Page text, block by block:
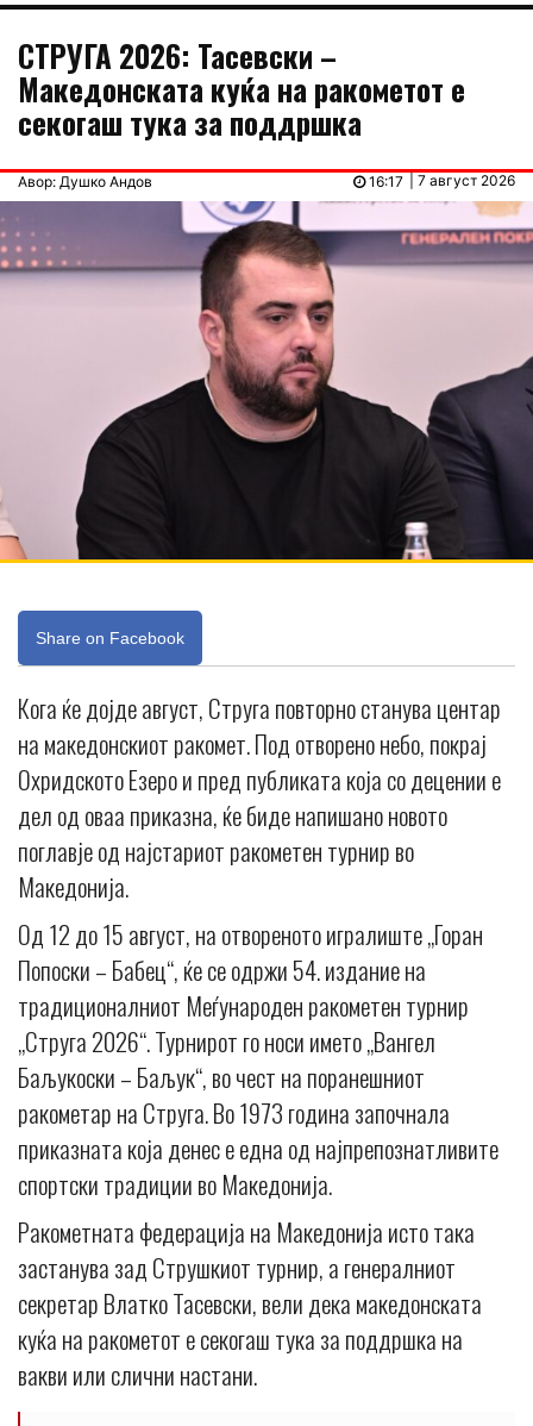
СТРУГА 2026: Тасевски –
Македонската куќа на ракометот е
секогаш тука за поддршка
Авор: Душко Андов | 7 август 2026
16:17
Share on Facebook
Кога ќе дојде август, Струга повторно станува центар
на македонскиот ракомет. Под отворено небо, покрај
Охридското Езеро и пред публиката која со децении е
дел од оваа приказна, ќе биде напишано новото
поглавје од најстариот ракометен турнир во
Македонија.
Од 12 до 15 август, на отвореното игралиште „Горан
Попоски – Бабец“, ќе се одржи 54. издание на
традиционалниот Меѓународен ракометен турнир
„Струга 2026“. Турнирот го носи името „Вангел
Баљукоски – Баљук“, во чест на поранешниот
ракометар на Струга. Во 1973 година започнала
приказната која денес е една од најпрепознатливите
спортски традиции во Македонија.
Ракометната федерација на Македонија исто така
застанува зад Струшкиот турнир, а генералниот
секретар Влатко Тасевски, вели дека македонската
куќа на ракометот е секогаш тука за поддршка на
вакви или слични настани.